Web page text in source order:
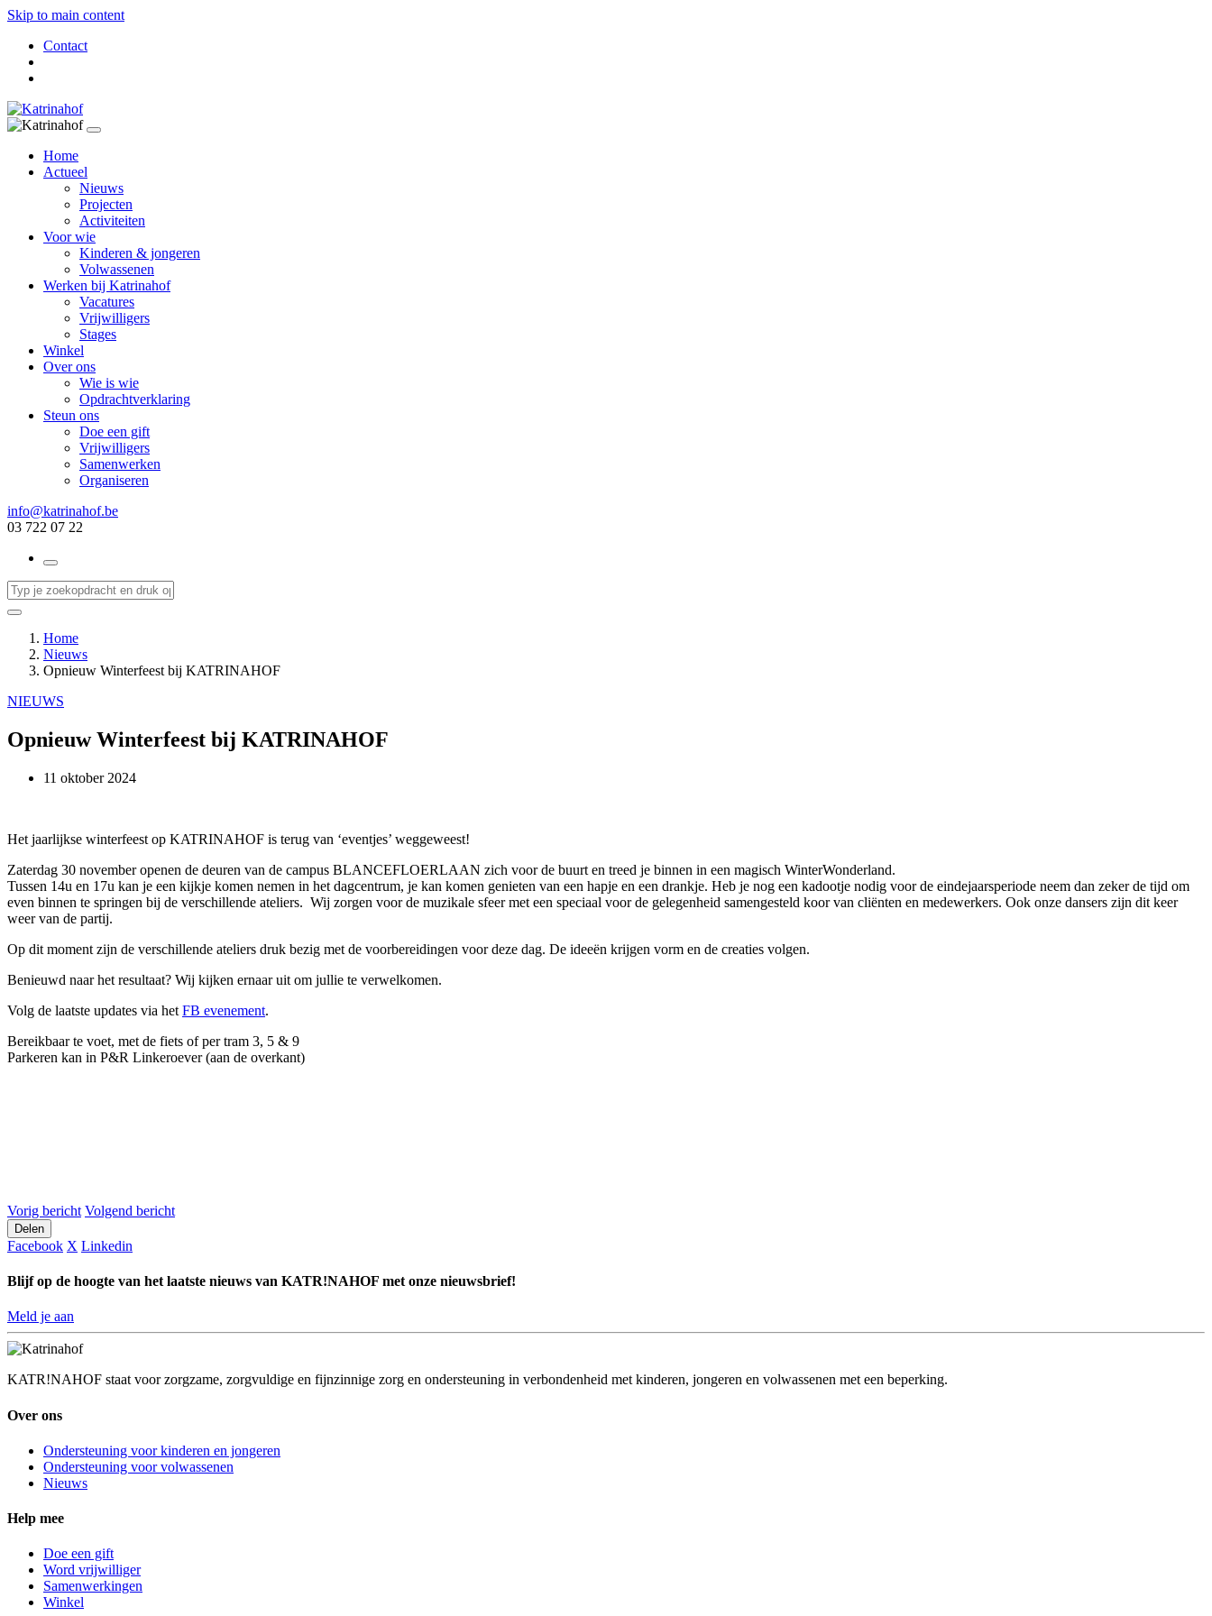
Skip to main content
Contact
Home
Actueel
Nieuws
Projecten
Activiteiten
Voor wie
Kinderen & jongeren
Volwassenen
Werken bij Katrinahof
Vacatures
Vrijwilligers
Stages
Winkel
Over ons
Wie is wie
Opdrachtverklaring
Steun ons
Doe een gift
Vrijwilligers
Samenwerken
Organiseren
info@katrinahof.be
03 722 07 22
Home
Nieuws
Opnieuw Winterfeest bij KATRINAHOF
NIEUWS
Opnieuw Winterfeest bij KATRINAHOF
11 oktober 2024
Het jaarlijkse winterfeest op KATRINAHOF is terug van ‘eventjes’ weggeweest!
Zaterdag 30 november openen de deuren van de campus BLANCEFLOERLAAN zich voor de buurt en treed je binnen in een magisch WinterWonderland.
Tussen 14u en 17u kan je een kijkje komen nemen in het dagcentrum, je kan komen genieten van een hapje en een drankje. Heb je nog een kadootje nodig voor de eindejaarsperiode neem dan zeker de tijd om
even binnen te springen bij de verschillende ateliers. Wij zorgen voor de muzikale sfeer met een speciaal voor de gelegenheid samengesteld koor van cliënten en medewerkers. Ook onze dansers zijn dit keer
weer van de partij.
Op dit moment zijn de verschillende ateliers druk bezig met de voorbereidingen voor deze dag. De ideeën krijgen vorm en de creaties volgen.
Benieuwd naar het resultaat? Wij kijken ernaar uit om jullie te verwelkomen.
Volg de laatste updates via het FB evenement.
Bereikbaar te voet, met de fiets of per tram 3, 5 & 9
Parkeren kan in P&R Linkeroever (aan de overkant)
Vorig bericht Volgend bericht
Delen
Facebook X Linkedin
Blijf op de hoogte van het laatste nieuws van KATR!NAHOF met onze nieuwsbrief!
Meld je aan
KATR!NAHOF staat voor zorgzame, zorgvuldige en fijnzinnige zorg en ondersteuning in verbondenheid met kinderen, jongeren en volwassenen met een beperking.
Over ons
Ondersteuning voor kinderen en jongeren
Ondersteuning voor volwassenen
Nieuws
Help mee
Doe een gift
Word vrijwilliger
Samenwerkingen
Winkel